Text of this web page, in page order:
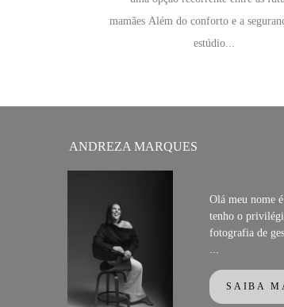
mamães Além do conforto e a
estúdio...
ANDREZA MARQUES
Olá meu nome
tenho o
fotografia de
...
SAIBA